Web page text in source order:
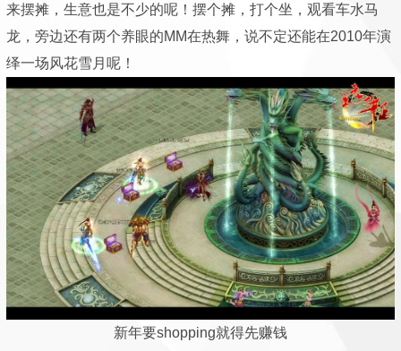
来摆摊，生意也是不少的呢！摆个摊，打个坐，观看车水马
龙，旁边还有两个养眼的MM在热舞，说不定还能在2010年演
绎一场风花雪月呢！
新年要shopping就得先赚钱